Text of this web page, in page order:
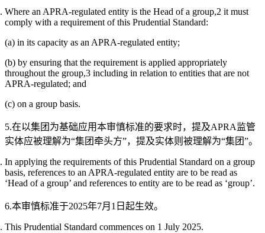
Where an APRA-regulated entity is the Head of a group,2 it must
comply with a requirement of this Prudential Standard:
(a) in its capacity as an APRA-regulated entity;
(b) by ensuring that the requirement is applied appropriately
throughout the group,3 including in relation to entities that are not
APRA-regulated; and
(c) on a group basis.
5.在以集团为基础应用本审慎标准的要求时，提及APRA监管
实体应被理解为“集团牵头方”，提及实体则被理解为“集团”。
In applying the requirements of this Prudential Standard on a group
basis, references to an APRA-regulated entity are to be read as
‘Head of a group’ and references to entity are to be read as ‘group’.
6.本审慎标准于2025年7月1日起生效。
This Prudential Standard commences on 1 July 2025.